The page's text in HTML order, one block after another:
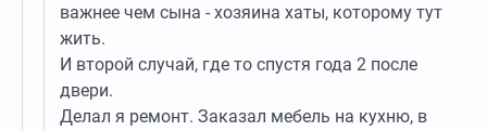
важнее чем сына - хозяина хаты, которому тут
жить.
И второй случай, где то спустя года 2 после
двери.
Делал я ремонт. Заказал мебель на кухню, в